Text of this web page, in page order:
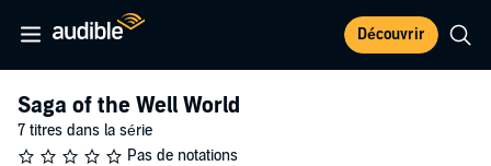
Découvrir
Saga of the Well World
7 titres dans la série
Pas de notations